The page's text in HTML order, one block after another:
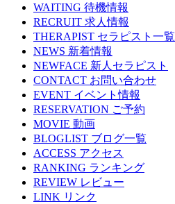
WAITING 待機情報
RECRUIT 求人情報
THERAPIST セラピスト一覧
NEWS 新着情報
NEWFACE 新人セラピスト
CONTACT お問い合わせ
EVENT イベント情報
RESERVATION ご予約
MOVIE 動画
BLOGLIST ブログ一覧
ACCESS アクセス
RANKING ランキング
REVIEW レビュー
LINK リンク